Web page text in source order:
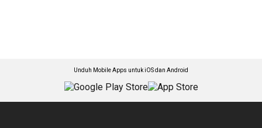
Unduh Mobile Apps untuk iOS dan Android